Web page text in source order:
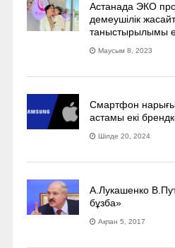
Астанада ЭКО
демеушілік
таныстырылымы
Маусым 8, 2023
Смартфон
астамы екі
Шілде 20, 2024
А.Лукашенко
бұзба»
Ақпан 5, 2017